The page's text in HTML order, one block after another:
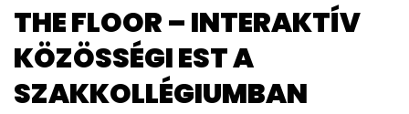
THE FLOOR – INTERAKTÍV
KÖZÖSSÉGI EST A
SZAKKOLLÉGIUMBAN